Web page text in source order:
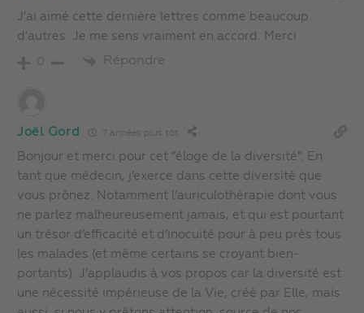
J’ai aimé cette dernière lettres comme beaucoup
d’autres. Je me sens vraiment en accord. Merci
0 Répondre
Joël Gord 7 années plus tôt
Bonjour et merci pour cet “éloge de la diversité”. En
tant que médecin, j’exerce dans cette diversité que
vous prônez. Notamment l’auriculothérapie dont vous
ne parlez malheureusement jamais, et qui est pourtant
un trésor d’efficacité et d’inocuité pour à peu près tous
les malades (et même certains se croyant bien-
portants). J’applaudis à vos propos car la diversité est
une nécessité impérieuse de la Vie, créé par Elle, mais